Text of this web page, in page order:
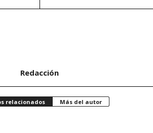
Redacción
relacionados Más del autor